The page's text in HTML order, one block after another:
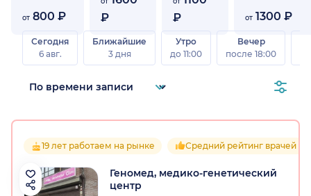
от 800 ₽
₽
₽
от 1300 ₽
Сегодня
6 авг.
Ближайшие
3 дня
Утро
до 11:00
Вечер
после 18:00
19 лет работаем на рынке Средний рейтинг врачей 4.6
Геномед, медико-генетический
центр